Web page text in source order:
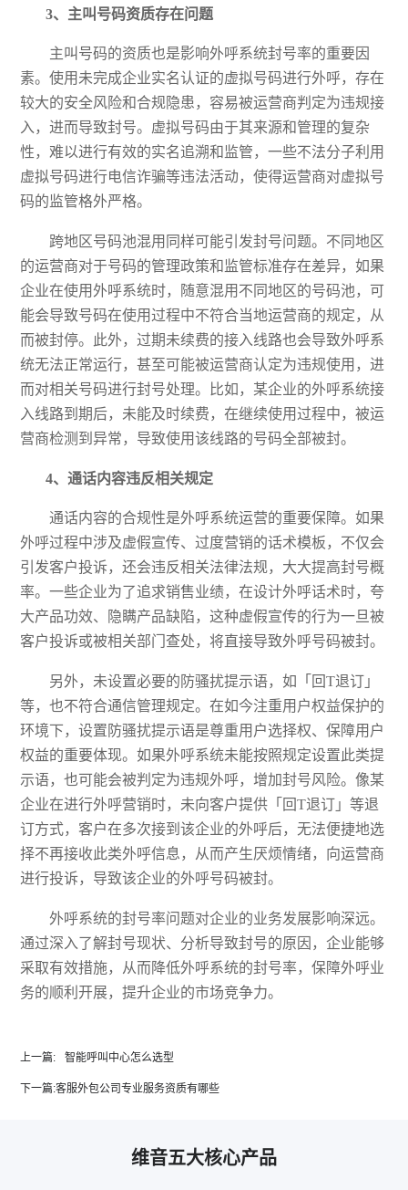
3、 主叫号码资质存在问题
主叫号码的资质也是影响外呼系统封号率的重要因
素。使用未完成企业实名认证的虚拟号码进行外呼，存在
较大的安全风险和合规隐患，容易被运营商判定为违规接
入，进而导致封号。虚拟号码由于其来源和管理的复杂
性，难以进行有效的实名追溯和监管，一些不法分子利用
虚拟号码进行电信诈骗等违法活动，使得运营商对虚拟号
码的监管格外严格。
跨地区号码池混用同样可能引发封号问题。不同地区
的运营商对于号码的管理政策和监管标准存在差异，如果
企业在使用外呼系统时，随意混用不同地区的号码池，可
能会导致号码在使用过程中不符合当地运营商的规定，从
而被封停。此外，过期未续费的接入线路也会导致外呼系
统无法正常运行，甚至可能被运营商认定为违规使用，进
而对相关号码进行封号处理。比如，某企业的外呼系统接
入线路到期后，未能及时续费，在继续使用过程中，被运
营商检测到异常，导致使用该线路的号码全部被封。
4、通话内容违反相关规定
通话内容的合规性是外呼系统运营的重要保障。如果
外呼过程中涉及虚假宣传、过度营销的话术模板，不仅会
引发客户投诉，还会违反相关法律法规，大大提高封号概
率。一些企业为了追求销售业绩，在设计外呼话术时，夸
大产品功效、隐瞒产品缺陷，这种虚假宣传的行为一旦被
客户投诉或被相关部门查处，将直接导致外呼号码被封。
另外，未设置必要的防骚扰提示语，如「回T退订」
等，也不符合通信管理规定。在如今注重用户权益保护的
环境下，设置防骚扰提示语是尊重用户选择权、保障用户
权益的重要体现。如果外呼系统未能按照规定设置此类提
示语，也可能会被判定为违规外呼，增加封号风险。像某
企业在进行外呼营销时，未向客户提供「回T退订」等退
订方式，客户在多次接到该企业的外呼后，无法便捷地选
择不再接收此类外呼信息，从而产生厌烦情绪，向运营商
进行投诉，导致该企业的外呼号码被封。
外呼系统的封号率问题对企业的业务发展影响深远。
通过深入了解封号现状、分析导致封号的原因，企业能够
采取有效措施，从而降低外呼系统的封号率，保障外呼业
务的顺利开展，提升企业的市场竞争力。
上一篇: 智能呼叫中心怎么选型
下一篇:客服外包公司专业服务资质有哪些
维音五大核心产品